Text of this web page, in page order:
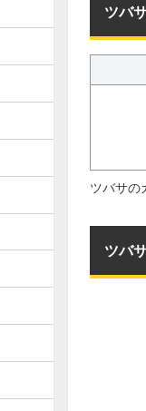
ツバ
ツバサの
ツバ